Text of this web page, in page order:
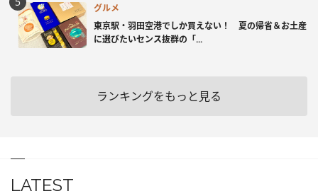
グルメ
東京駅・羽田空港でしか買えない！ 夏の帰省＆お土産
に選びたいセンス抜群の「...
ランキングをもっと見る
LATEST